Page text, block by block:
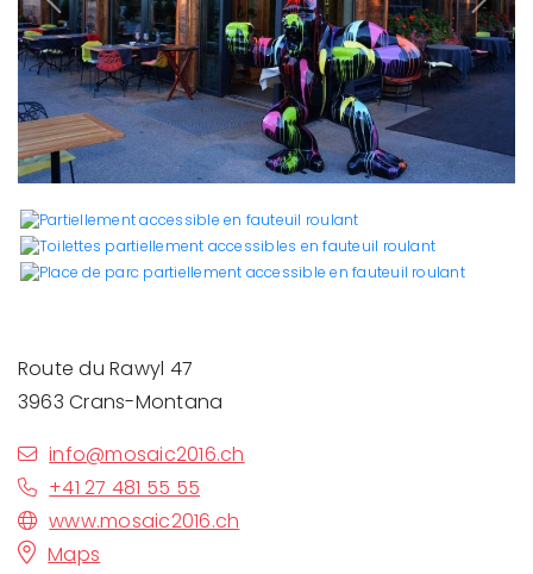
Previous Next
Route du Rawyl 47
3963 Crans-Montana
info@mosaic2016.ch
+41 27 481 55 55
www.mosaic2016.ch
Maps